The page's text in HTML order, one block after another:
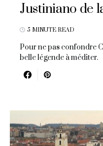
Justiniano de
5 MINUTE READ
Pour ne pas confondre
belle légende à méditer.